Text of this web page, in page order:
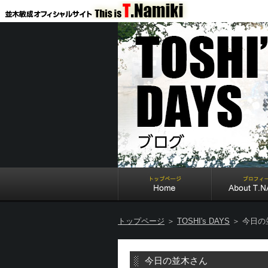
トップページ ＞ TOSHI's DAYS ＞ 今日
今日の並木さん